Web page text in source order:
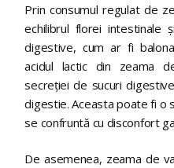
Prin consumul regulat de
echilibrul florei intestinale
digestive, cum ar fi
acidul lactic din zeama
secreției de sucuri
digestie. Aceasta poate fi o
se confruntă cu disconfort
De asemenea, zeama de